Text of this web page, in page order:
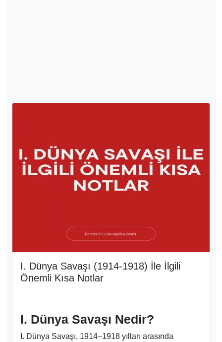
I. Dünya Savaşı (1914-1918) İle İlgili
Önemli Kısa Notlar
I. Dünya Savaşı Nedir?
I. Dünya Savaşı, 1914–1918 yılları arasında